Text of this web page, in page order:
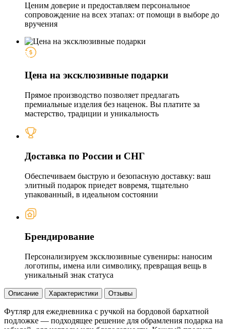
Ценим доверие и предоставляем персональное
сопровождение на всех этапах: от помощи в выборе до
вручения
Цена на эксклюзивные подарки
Прямое производство позволяет предлагать
премиальные изделия без наценок. Вы платите за
мастерство, традиции и уникальность
Доставка по России и СНГ
Обеспечиваем быструю и безопасную доставку: ваш
элитный подарок приедет вовремя, тщательно
упакованный, в идеальном состоянии
Брендирование
Персонализируем эксклюзивные сувениры: наносим
логотипы, имена или символику, превращая вещь в
уникальный знак статуса
Описание Характеристики Отзывы
Футляр для ежедневника с ручкой на бордовой бархатной
подложке — подходящее решение для обрамления подарка на